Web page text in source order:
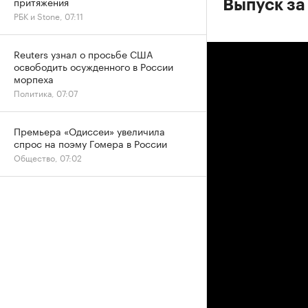
Выпуск
РБК и Stone, 07:11
Reuters узнал о просьбе США
освободить осужденного в России
морпеха
Политика, 07:07
Премьера «Одиссеи» увеличила
спрос на поэму Гомера в России
Общество, 07:02